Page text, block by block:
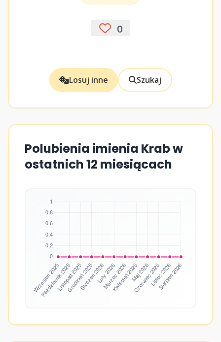
0
Losuj inne Szukaj
Polubienia imienia Krab w
ostatnich 12 miesiącach